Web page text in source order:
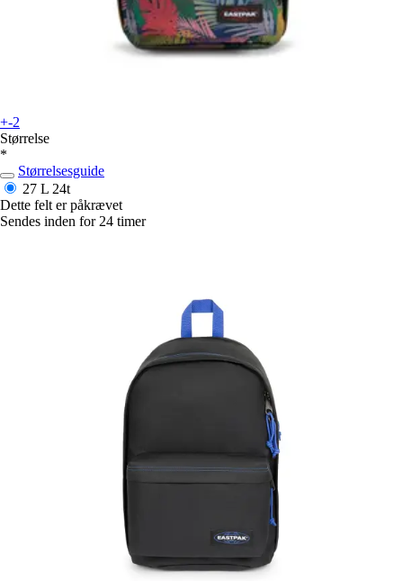
+-2
Størrelse
*
Størrelsesguide
27 L 24t
Dette felt er påkrævet
Sendes inden for 24 timer